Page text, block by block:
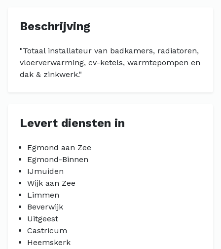
Beschrijving
"Totaal installateur van badkamers, radiatoren,
vloerverwarming, cv-ketels, warmtepompen en
dak & zinkwerk."
Levert diensten in
Egmond aan Zee
Egmond-Binnen
IJmuiden
Wijk aan Zee
Limmen
Beverwijk
Uitgeest
Castricum
Heemskerk